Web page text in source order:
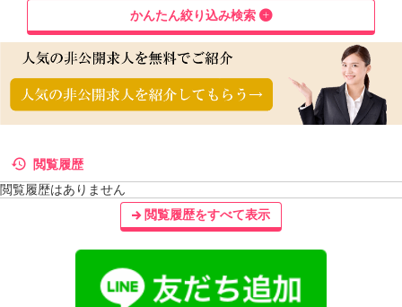
かんたん絞り込み検索
閲覧履歴
閲覧履歴はありません
閲覧履歴をすべて表示